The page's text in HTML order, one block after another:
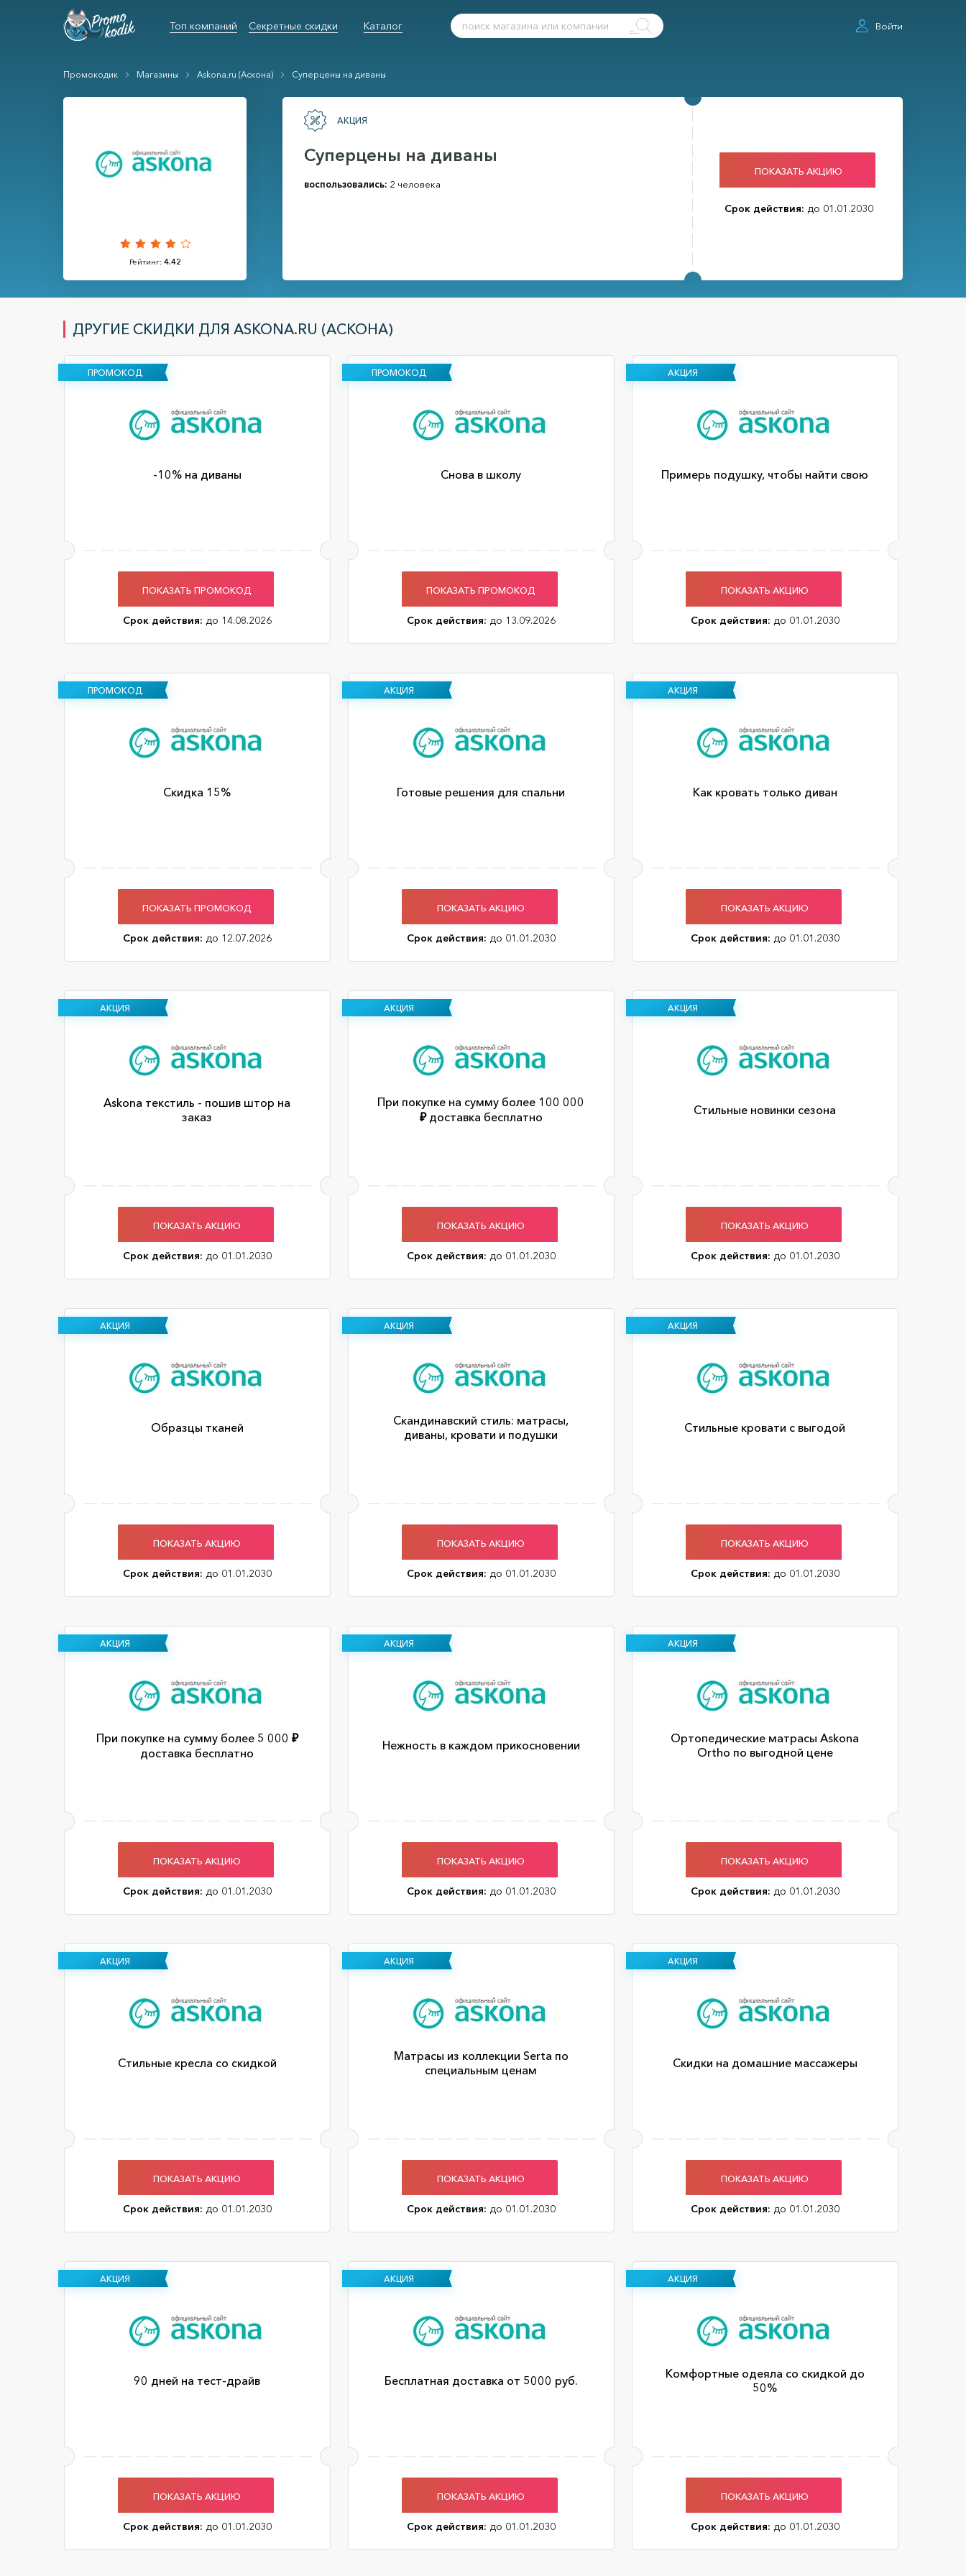
Топ компаний Секретные скидки Каталог Войти
Промокодик Магазины Askona.ru (Аскона) Суперцены на диваны
Рейтинг: 4.42
АКЦИЯ
Суперцены на диваны
воспользовались: 2 человека
ПОКАЗАТЬ АКЦИЮ
Срок действия: до 01.01.2030
ДРУГИЕ СКИДКИ ДЛЯ ASKONA.RU (АСКОНА)
ПРОМОКОД
-10% на диваны
ПОКАЗАТЬ ПРОМОКОД
Срок действия: до 14.08.2026
ПРОМОКОД
Снова в школу
ПОКАЗАТЬ ПРОМОКОД
Срок действия: до 13.09.2026
АКЦИЯ
Примерь подушку, чтобы найти свою
ПОКАЗАТЬ АКЦИЮ
Срок действия: до 01.01.2030
ПРОМОКОД
Скидка 15%
ПОКАЗАТЬ ПРОМОКОД
Срок действия: до 12.07.2026
АКЦИЯ
Готовые решения для спальни
ПОКАЗАТЬ АКЦИЮ
Срок действия: до 01.01.2030
АКЦИЯ
Как кровать только диван
ПОКАЗАТЬ АКЦИЮ
Срок действия: до 01.01.2030
АКЦИЯ
Askona текстиль - пошив штор на
заказ
ПОКАЗАТЬ АКЦИЮ
Срок действия: до 01.01.2030
АКЦИЯ
При покупке на сумму более 100 000
₽ доставка бесплатно
ПОКАЗАТЬ АКЦИЮ
Срок действия: до 01.01.2030
АКЦИЯ
Стильные новинки сезона
ПОКАЗАТЬ АКЦИЮ
Срок действия: до 01.01.2030
АКЦИЯ
Образцы тканей
ПОКАЗАТЬ АКЦИЮ
Срок действия: до 01.01.2030
АКЦИЯ
Скандинавский стиль: матрасы,
диваны, кровати и подушки
ПОКАЗАТЬ АКЦИЮ
Срок действия: до 01.01.2030
АКЦИЯ
Стильные кровати с выгодой
ПОКАЗАТЬ АКЦИЮ
Срок действия: до 01.01.2030
АКЦИЯ
При покупке на сумму более 5 000 ₽
доставка бесплатно
ПОКАЗАТЬ АКЦИЮ
Срок действия: до 01.01.2030
АКЦИЯ
Нежность в каждом прикосновении
ПОКАЗАТЬ АКЦИЮ
Срок действия: до 01.01.2030
АКЦИЯ
Ортопедические матрасы Askona
Ortho по выгодной цене
ПОКАЗАТЬ АКЦИЮ
Срок действия: до 01.01.2030
АКЦИЯ
Стильные кресла со скидкой
ПОКАЗАТЬ АКЦИЮ
Срок действия: до 01.01.2030
АКЦИЯ
Матрасы из коллекции Serta по
специальным ценам
ПОКАЗАТЬ АКЦИЮ
Срок действия: до 01.01.2030
АКЦИЯ
Скидки на домашние массажеры
ПОКАЗАТЬ АКЦИЮ
Срок действия: до 01.01.2030
АКЦИЯ
90 дней на тест-драйв
ПОКАЗАТЬ АКЦИЮ
Срок действия: до 01.01.2030
АКЦИЯ
Бесплатная доставка от 5000 руб.
ПОКАЗАТЬ АКЦИЮ
Срок действия: до 01.01.2030
АКЦИЯ
Комфортные одеяла со скидкой до
50%
ПОКАЗАТЬ АКЦИЮ
Срок действия: до 01.01.2030